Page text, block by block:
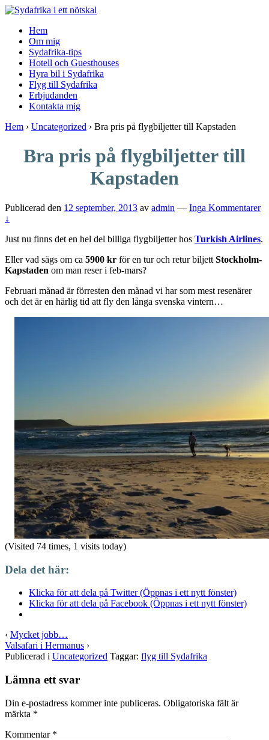
↓
Main
Content
Hem
Om mig
Sydafrika-tips
Hotell och Guesthouses
Hyra bil i Sydafrika
Flyg till Sydafrika
Erbjudanden
Kontakta mig
Hem › Uncategorized › Bra pris på flygbiljetter till Kapstaden
Bra pris på flygbiljetter till
Kapstaden
Publicerad den 12 september, 2013 av admin — Inga Kommentarer
↓
Just nu finns det en hel del billiga flygbiljetter hos Turkish Airlines.
Eller vad sägs om ca 5900 kr för en tur och retur biljett Stockholm-
Kapstaden om man reser i feb-mars?
Februari månad är förresten den månad vi har som mest resenärer
och det är en härlig tid att fly den långa svenska vintern…
(Visited 74 times, 1 visits today)
Dela det här:
Klicka för att dela på Twitter (Öppnas i ett nytt fönster)
Klicka för att dela på Facebook (Öppnas i ett nytt fönster)
‹ Mycket jobb…
Valsafari i Hermanus ›
Publicerad i Uncategorized Taggar: flyg till Sydafrika
Lämna ett svar
Din e-postadress kommer inte publiceras. Obligatoriska fält är
märkta *
Kommentar *